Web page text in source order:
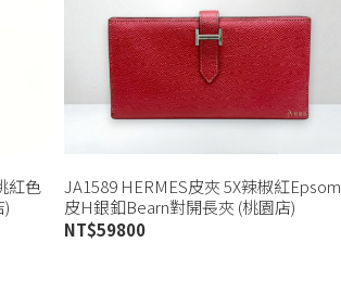
紅色
JA1589 HERMES皮夾 5X辣椒紅Epsom
皮H銀釦Bearn對開長夾 (桃園店)
NT$59800